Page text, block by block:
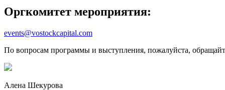
Оргкомитет мероприятия:
events@vostockcapital.com
По вопросам программы и выступления, пожалуйста,
Алена Шекурова